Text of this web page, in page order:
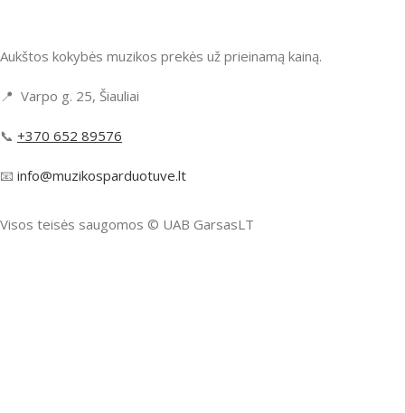
Aukštos kokybės muzikos prekės už prieinamą kainą.
📍 Varpo g. 25, Šiauliai
📞 +370 652 89576
📧 info@muzikosparduotuve.lt
Visos teisės saugomos ©️ UAB GarsasLT